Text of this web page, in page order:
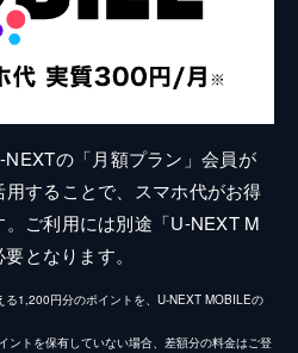
NEXTの「月額プラン」会員が
することで、スマホ代がお得
ご利用には別途「U-NEXT M
となります。
1,200円分のポイントを、U-NEXT MOBILEの
ントを保有していない場合、差額分の料金はご登